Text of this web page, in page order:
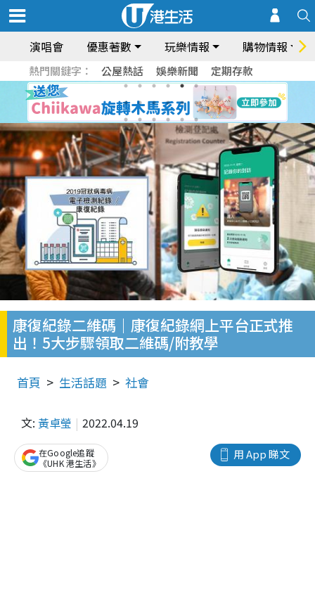
演唱會 優惠著數 玩樂情報 購物情報
熱門關鍵字： 公屋熱話 娛樂新聞 定期存款
康復紀錄二維碼｜康復紀錄網上平台正式推
出！5大步驟領取二維碼/附教學
首頁 生活話題 社會
文: 黃卓瑩 2022.04.19
用 App 睇文
在Google追蹤
《UHK 港生活》